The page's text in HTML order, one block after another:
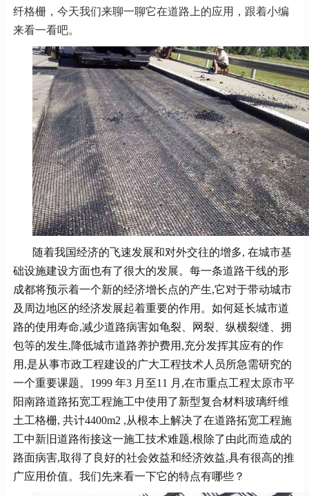
纤格栅，今天我们来聊一聊它在道路上的应用，跟着小编
来看一看吧。
随着我国经济的飞速发展和对外交往的增多, 在城市基
础设施建设方面也有了很大的发展。每一条道路干线的形
成都将预示着一个新的经济增长点的产生,它对于带动城市
及周边地区的经济发展起着重要的作用。如何延长城市道
路的使用寿命,减少道路病害如龟裂、网裂、纵横裂缝、拥
包等的发生,降低城市道路养护费用,充分发挥其应有的作
用,是从事市政工程建设的广大工程技术人员所急需研究的
一个重要课题。1999 年3 月至11 月,在市重点工程太原市平
阳南路道路拓宽工程施工中使用了新型复合材料玻璃纤维
土工格栅, 共计4400m2 ,从根本上解决了在道路拓宽工程施
工中新旧道路衔接这一施工技术难题,根除了由此而造成的
路面病害,取得了良好的社会效益和经济效益,具有很高的推
广应用价值。我们先来看一下它的特点有哪些？